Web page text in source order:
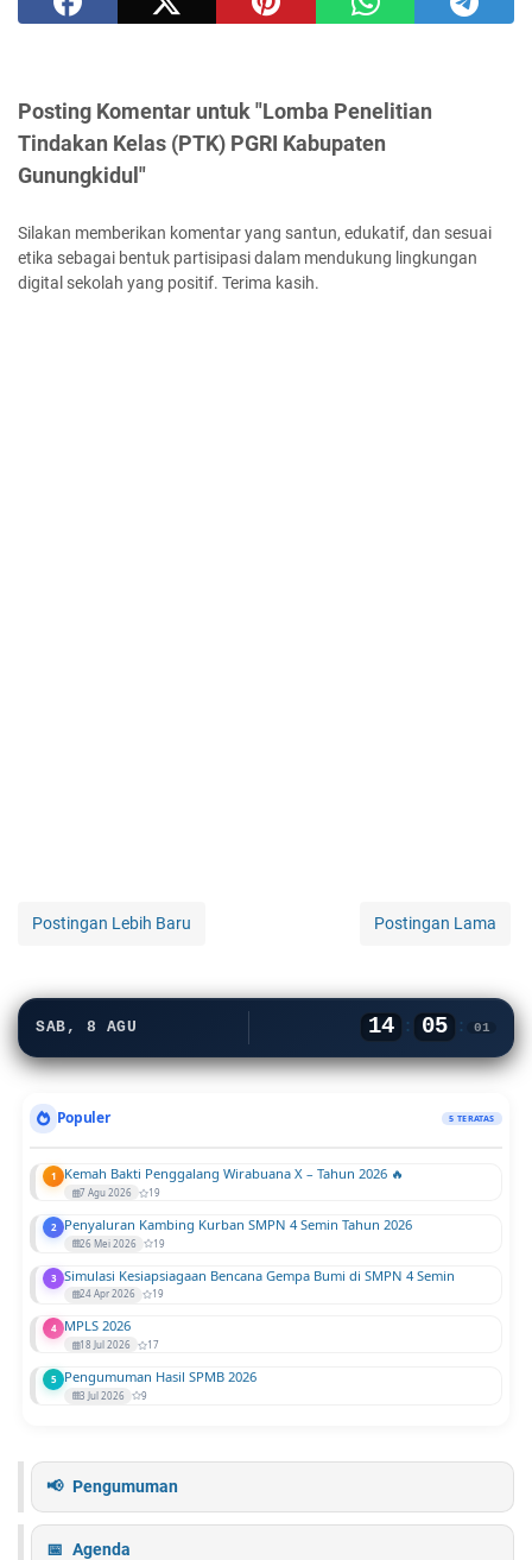
Posting Komentar untuk "Lomba Penelitian
Tindakan Kelas (PTK) PGRI Kabupaten
Gunungkidul"
Silakan memberikan komentar yang santun, edukatif, dan sesuai
etika sebagai bentuk partisipasi dalam mendukung lingkungan
digital sekolah yang positif. Terima kasih.
Postingan Lebih Baru Postingan Lama
SAB, 8 AGU 14 : 05 : 01
Populer 5 TERATAS
1 Kemah Bakti Penggalang Wirabuana X – Tahun 2026 🔥
7 Agu 2026 19
2 Penyaluran Kambing Kurban SMPN 4 Semin Tahun 2026
26 Mei 2026 19
3 Simulasi Kesiapsiagaan Bencana Gempa Bumi di SMPN 4 Semin
24 Apr 2026 19
4 MPLS 2026
18 Jul 2026 17
5 Pengumuman Hasil SPMB 2026
3 Jul 2026 9
Pengumuman
Agenda